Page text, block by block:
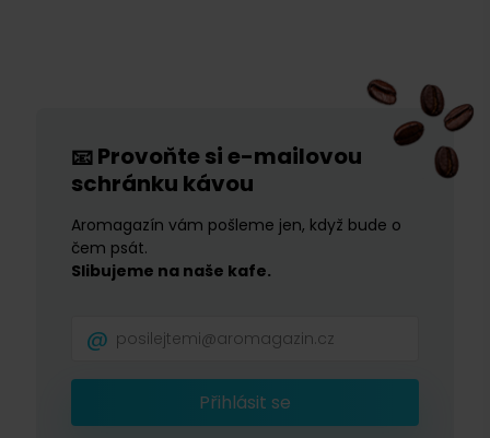
📧Provoňte si e-mailovou
schránku kávou
Aromagazín vám pošleme jen, když bude o
čem psát.
Slibujeme na naše kafe.
Přihlásit se